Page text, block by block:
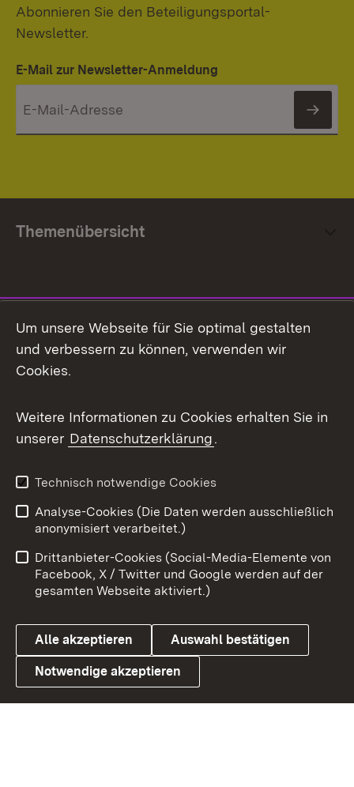
Abonnieren Sie den Beteiligungsportal-
Newsletter.
E-Mail zur Newsletter-Anmeldung
Themenübersicht
Facebook
X / Twitter
Youtube
Link zum Landesportal
Impressum
Kontakt
Barrierefreiheit
Datenschutz
Cookies
Um unsere Webseite für Sie optimal gestalten
und verbessern zu können, verwenden wir
Cookies.
Weitere Informationen zu Cookies erhalten Sie in
unserer Datenschutzerklärung.
Technisch notwendige Cookies
Analyse-Cookies (Die Daten werden ausschließlich
anonymisiert verarbeitet.)
Drittanbieter-Cookies (Social-Media-Elemente von
Facebook, X / Twitter und Google werden auf der
gesamten Webseite aktiviert.)
Alle akzeptieren Auswahl bestätigen
Notwendige akzeptieren